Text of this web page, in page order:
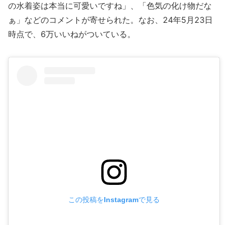
の水着姿は本当に可愛いですね」、「色気の化け物だな
ぁ」などのコメントが寄せられた。なお、24年5月23日
時点で、6万いいねがついている。
この投稿をInstagramで見る